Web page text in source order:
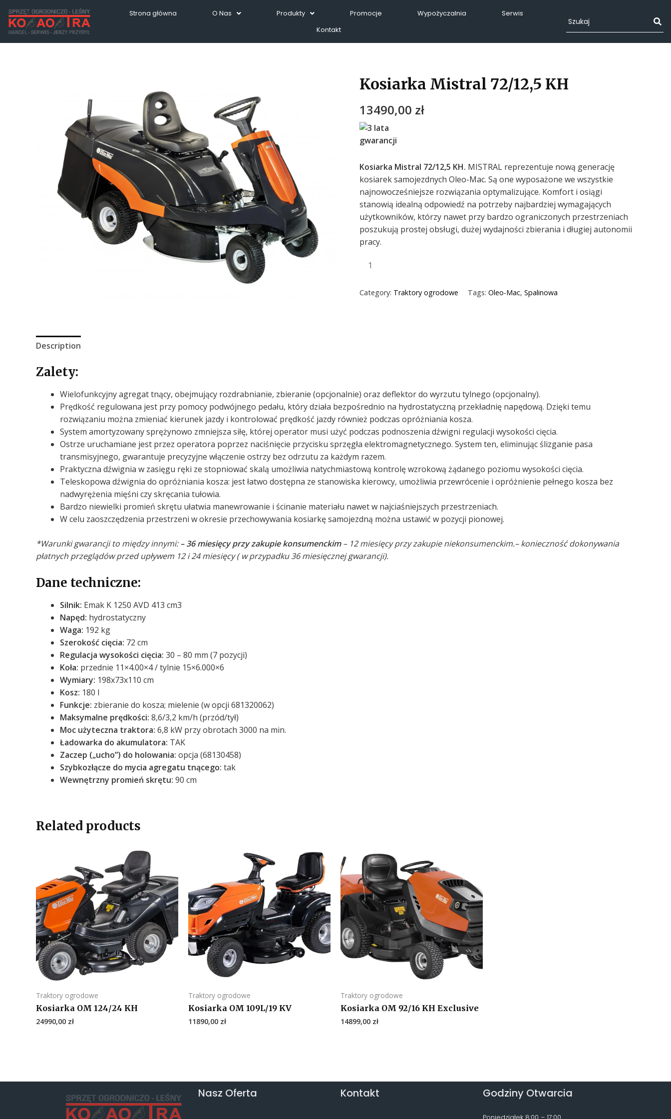
Strona główna O Nas Produkty Promocje Wypożyczalnia
Serwis
Kontakt
Kosiarka Mistral 72/12,5 KH
13490,00 zł
Kosiarka Mistral 72/12,5 KH. MISTRAL reprezentuje nową generację
kosiarek samojezdnych Oleo-Mac. Są one wyposażone we wszystkie
najnowocześniejsze rozwiązania optymalizujące. Komfort i osiągi
stanowią idealną odpowiedź na potrzeby najbardziej wymagających
użytkowników, którzy nawet przy bardzo ograniczonych przestrzeniach
poszukują prostej obsługi, dużej wydajności zbierania i długiej autonomii
pracy.
Category: Traktory ogrodowe Tags: Oleo-Mac, Spalinowa
Description
Zalety:
Wielofunkcyjny agregat tnący, obejmujący rozdrabnianie, zbieranie (opcjonalnie) oraz deflektor do wyrzutu tylnego (opcjonalny).
Prędkość regulowana jest przy pomocy podwójnego pedału, który działa bezpośrednio na hydrostatyczną przekładnię napędową. Dzięki temu
rozwiązaniu można zmieniać kierunek jazdy i kontrolować prędkość jazdy również podczas opróżniania kosza.
System amortyzowany sprężynowo zmniejsza siłę, której operator musi użyć podczas podnoszenia dźwigni regulacji wysokości cięcia.
Ostrze uruchamiane jest przez operatora poprzez naciśnięcie przycisku sprzęgła elektromagnetycznego. System ten, eliminując ślizganie pasa
transmisyjnego, gwarantuje precyzyjne włączenie ostrzy bez odrzutu za każdym razem.
Praktyczna dźwignia w zasięgu ręki ze stopniować skalą umożliwia natychmiastową kontrolę wzrokową żądanego poziomu wysokości cięcia.
Teleskopowa dźwignia do opróżniania kosza: jest łatwo dostępna ze stanowiska kierowcy, umożliwia przewrócenie i opróżnienie pełnego kosza bez
nadwyrężenia mięśni czy skręcania tułowia.
Bardzo niewielki promień skrętu ułatwia manewrowanie i ścinanie materiału nawet w najciaśniejszych przestrzeniach.
W celu zaoszczędzenia przestrzeni w okresie przechowywania kosiarkę samojezdną można ustawić w pozycji pionowej.
*Warunki gwarancji to między innymi:– 36 miesięcy przy zakupie konsumenckim– 12 miesięcy przy zakupie niekonsumenckim.– konieczność dokonywania
płatnych przeglądów przed upływem 12 i 24 miesięcy ( w przypadku 36 miesięcznej gwarancji).
Dane techniczne:
Silnik: Emak K 1250 AVD 413 cm3
Napęd: hydrostatyczny
Waga: 192 kg
Szerokość cięcia: 72 cm
Regulacja wysokości cięcia: 30 – 80 mm (7 pozycji)
Koła: przednie 11×4.00×4 / tylnie 15×6.000×6
Wymiary: 198x73x110 cm
Kosz: 180 l
Funkcje: zbieranie do kosza; mielenie (w opcji 681320062)
Maksymalne prędkości: 8,6/3,2 km/h (przód/tył)
Moc użyteczna traktora: 6,8 kW przy obrotach 3000 na min.
Ładowarka do akumulatora: TAK
Zaczep („ucho”) do holowania: opcja (68130458)
Szybkozłącze do mycia agregatu tnącego: tak
Wewnętrzny promień skrętu: 90 cm
Related products
Traktory ogrodowe
Kosiarka OM 124/24 KH
24990,00 zł
Traktory ogrodowe
Kosiarka OM 109L/19 KV
11890,00 zł
Traktory ogrodowe
Kosiarka OM 92/16 KH Exclusive
14899,00 zł
Nasz Oferta Kontakt Godziny Otwarcia